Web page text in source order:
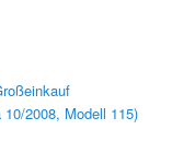
2008, Modell 115)